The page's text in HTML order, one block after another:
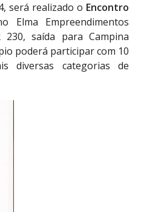
será realizado o Encontro
Elma Empreendimentos
saída para Campina
poderá participar com 10
diversas categorias de